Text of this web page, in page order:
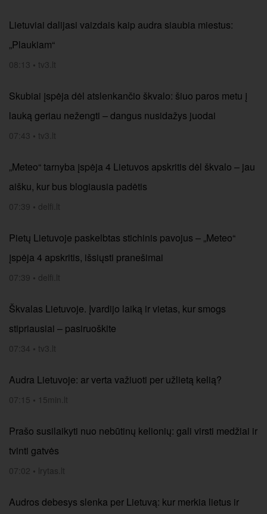
Lietuviai dalijasi vaizdais kaip audra siaubia miestus:
„Plaukiam“
08:13 • tv3.lt
Skubiai įspėja dėl atslenkančio škvalo: šiuo paros metu į
lauką geriau nežengti – dangus nusidažys juodai
07:43 • tv3.lt
„Meteo“ tarnyba įspėja 4 Lietuvos apskritis dėl škvalo – jau
aišku, kur bus blogiausia padėtis
07:39 • delfi.lt
Pietų Lietuvoje paskelbtas stichinis pavojus – „Meteo“
įspėja 4 apskritis, išsiųsti pranešimai
07:39 • delfi.lt
Škvalas Lietuvoje. Įvardijo laiką ir vietas, kur smogs
stipriausiai – pasiruoškite
07:34 • tv3.lt
Audra Lietuvoje: ar verta važiuoti per užlietą kelią?
07:15 • 15min.lt
Prašo susilaikyti nuo nebūtinų kelionių: gali virsti medžiai ir
tvinti gatvės
07:02 • lrytas.lt
Audros debesys slenka per Lietuvą: kur merkia lietus ir